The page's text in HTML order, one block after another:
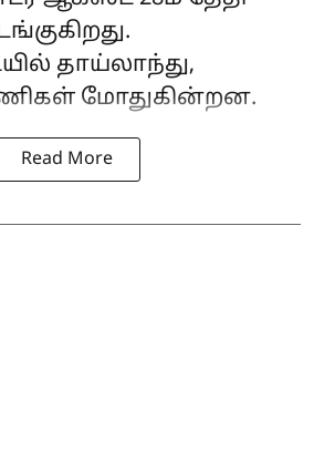
தாய்லாந்து,
மோதுகின்றன.
Read More